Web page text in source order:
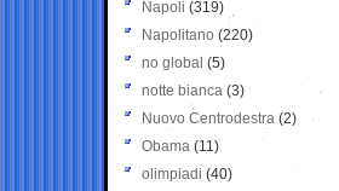
Napoli (319)
Napolitano (220)
no global (5)
notte bianca (3)
Nuovo Centrodestra (2)
Obama (11)
olimpiadi (40)